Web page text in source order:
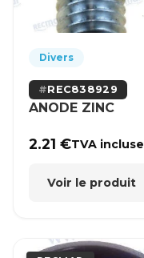
Divers
REC838929
ANODE ZINC
2.21€TVA incluse
Voir le produit